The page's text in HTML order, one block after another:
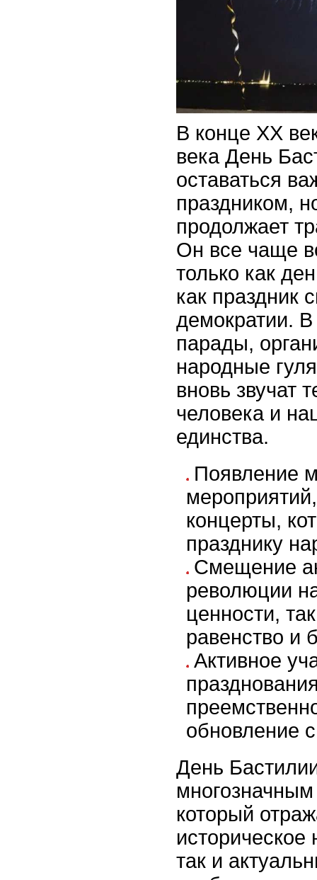
В конце XX
века День
оставаться
праздником,
продолжает
Он все чаще
только как
как праздник
демократии. В
парады,
народные
вновь звучат
человека и
единства.
Появление
концерты,
празднику
Смещение
революции
ценности,
равенство и
Активное
обновление
День
который
так и